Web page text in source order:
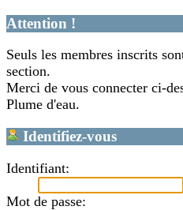
Attention !
Seuls les membres inscrits
section.
Merci de vous connecter ci-
Plume d'eau.
Identifiez-vous
Identifiant:
Mot de passe: